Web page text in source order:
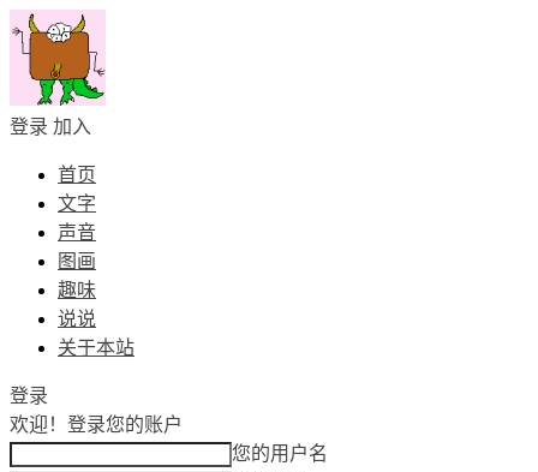
登录 加入
首页
文字
声音
图画
趣味
说说
关于本站
登录
欢迎！ 登录您的账户
您的用户名